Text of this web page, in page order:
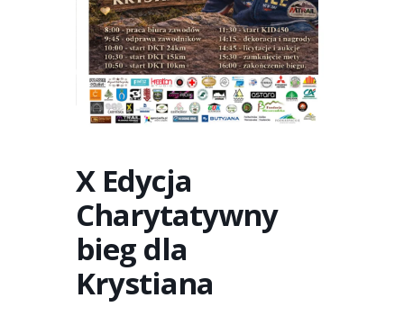
X Edycja
Charytatywny
bieg dla
Krystiana